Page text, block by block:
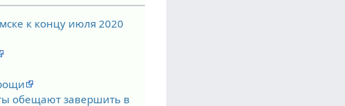
к концу июля 2020
обещают завершить в